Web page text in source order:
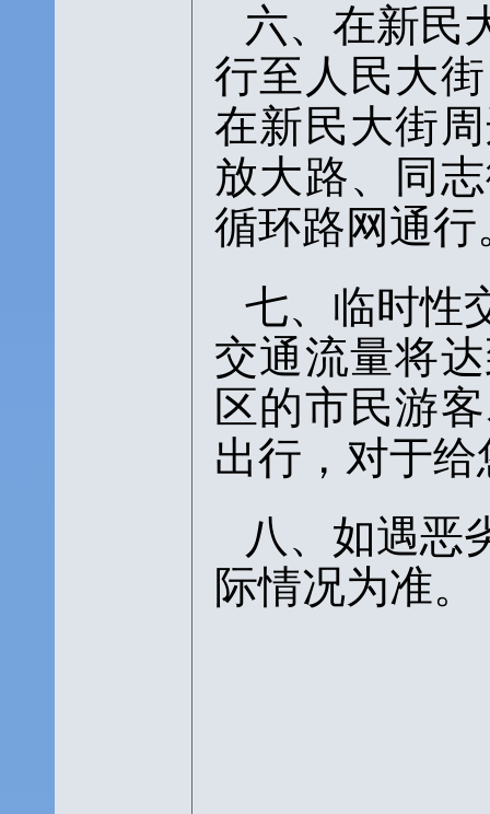
六、在新民
行至人民大
在新民大街
放大路、同
循环路网通行
七、临时性
交通流量将
区的市民游
出行，对于
八、如遇恶
际情况为准。